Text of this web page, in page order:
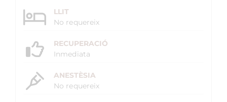
LLIT
No requereix
RECUPERACIÓ
Inmediata
ANESTÈSIA
No requereix